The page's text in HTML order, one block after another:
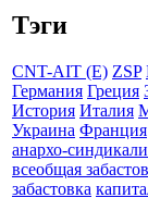
Тэги
CNT-AIT (E) ZSP
Германия Греция
История Италия
Украина Франция
анархо-
всеобщая
забастовка